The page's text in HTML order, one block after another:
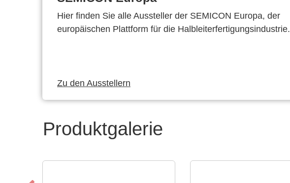
Hier finden Sie alle Aussteller der SEMICON Europa, der
europäischen Plattform für die Halbleiterfertigungsindustrie.
Zu den Ausstellern
Produktgalerie